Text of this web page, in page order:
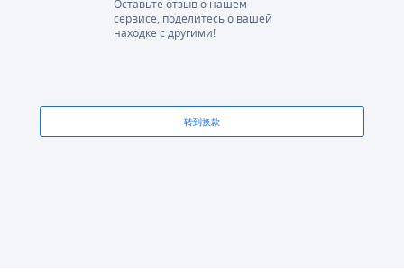
Оставьте отзыв о нашем
сервисе, поделитесь о вашей
находке с другими!
转到换款